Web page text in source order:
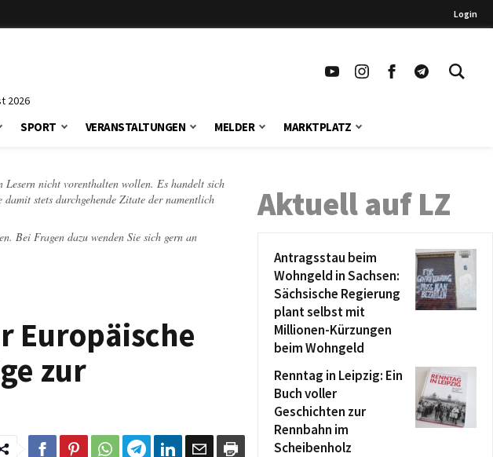
Login
2026
SPORT VERANSTALTUNGEN MELDER MARKTPLATZ
Lesern nicht vorenthalten wollen. Es handelt sich
stets durchgehende Zitate der namentlich
Bei Fragen dazu wenden Sie sich gern an
Europäische
zur
Aktuell auf LZ
Antragsstau beim
Wohngeld in Sachsen:
Sächsische Regierung
plant selbst mit
Millionen-Kürzungen
beim Wohngeld
Renntag in Leipzig: Ein
Buch voller
Geschichten zur
Rennbahn im
Scheibenholz